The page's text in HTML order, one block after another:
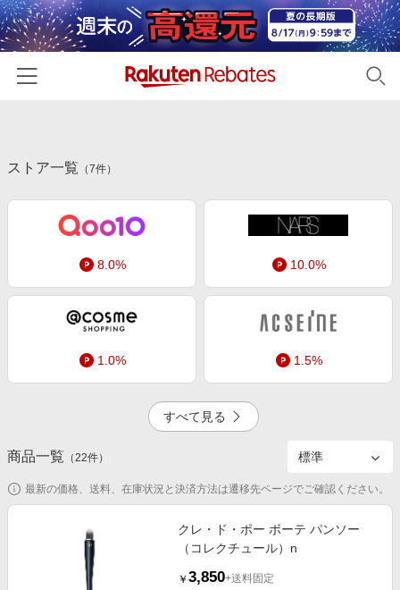
カテゴリー一覧
百貨店・総合ECモール
ファッション・インナー・小物
食品・スイーツ・お酒
日用品・キッチン用品
コスメ・健康・医薬品
キッズ・ベビー用品
家電・PC・スマホ・カメラ
ペット・花・DIY・車
旅行・レジャー・ホテル予約
生活・お役立ち
初回購入者限定特典
新着ストアのご紹介
電子書籍特集
旅行特集
わくわく夏特集
とことん買い物チャレンジ
Apple公式サイト×楽天カード分割払い
Qoo10メガポ
友達紹介
楽天IDでログイン/会員登録
ストア一覧 （7件）
8.0% 10.0%
1.0% 1.5%
7.0% 4.0%
一時停止
すべて見る
商品一覧 （22件）
最新の価格、送料、在庫状況と決済方法は遷移先ページでご確認ください。
クレ・ド・ポー ボーテ パンソー
（コレクチュール）n
￥ 3,850+送料固定